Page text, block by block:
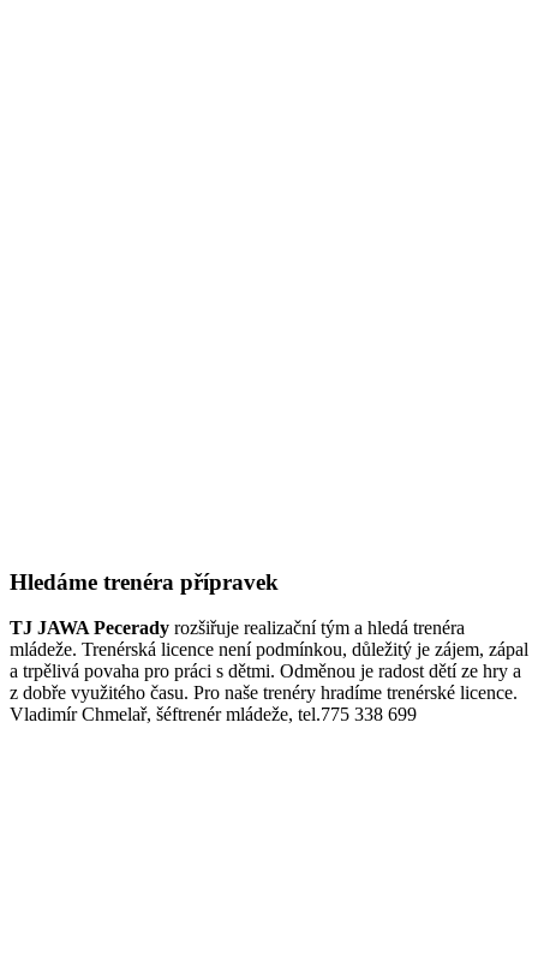
Hledáme trenéra přípravek
TJ JAWA Pecerady rozšiřuje realizační tým a hledá trenéra
mládeže. Trenérská licence není podmínkou, důležitý je zájem, zápal
a trpělivá povaha pro práci s dětmi. Odměnou je radost dětí ze hry a
z dobře využitého času. Pro naše trenéry hradíme trenérské licence.
Vladimír Chmelař, šéftrenér mládeže, tel.775 338 699